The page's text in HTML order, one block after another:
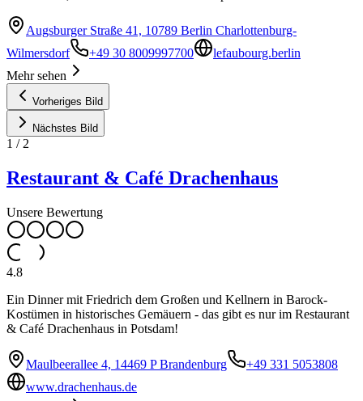
Augsburger Straße 41, 10789 Berlin Charlottenburg-
Wilmersdorf
+49 30 8009997700
lefaubourg.berlin
Mehr sehen
Vorheriges Bild
Nächstes Bild
1 / 2
Restaurant & Café Drachenhaus
Unsere Bewertung
4.8
Ein Dinner mit Friedrich dem Großen und Kellnern in Barock-
Kostümen in historisches Gemäuern - das gibt es nur im Restaurant
& Café Drachenhaus in Potsdam!
Maulbeerallee 4, 14469 P Brandenburg
+49 331 5053808
www.drachenhaus.de